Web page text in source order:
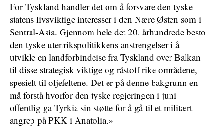
For Tyskland handler det om å forsvare den tyske
statens livsviktige interesser i den Nære Østen som i
Sentral-Asia. Gjennom hele det 20. århundrede besto
den tyske utenrikspolitikkens anstrengelser i å
utvikle en landforbindeise fra Tyskland over Balkan
til disse strategisk viktige og råstoff rike områdene,
spesielt til oljefeltene. Det er på denne bakgrunn en
må forstå hvorfor den tyske regjeringen i juni
offentlig ga Tyrkia sin støtte for å gå til et militært
angrep på PKK i Anatolia.»